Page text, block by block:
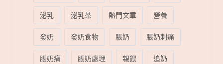
泌乳
泌乳茶 熱門文章
營養
發奶
發奶食物 脹奶
脹奶刺痛
脹奶痛
脹奶處理 親餵
追奶